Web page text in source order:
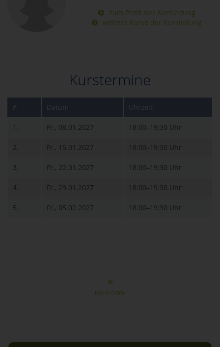
zum Profil der Kursleitung
weitere Kurse der Kursleitung
Kurstermine
# Datum Uhrzeit
1. Fr., 08.01.2027 18:00–19:30 Uhr
2. Fr., 15.01.2027 18:00–19:30 Uhr
3. Fr., 22.01.2027 18:00–19:30 Uhr
4. Fr., 29.01.2027 18:00–19:30 Uhr
5. Fr., 05.02.2027 18:00–19:30 Uhr
NACH OBEN